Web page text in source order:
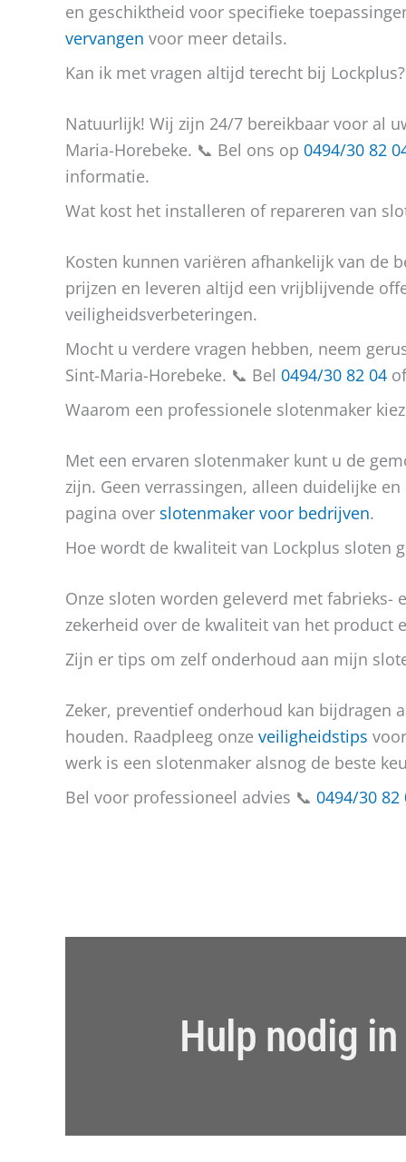
en geschiktheid voor specifieke
vervangen voor meer details.
Kan ik met vragen altijd terecht bij Lockplus?
Natuurlijk! Wij zijn 24/7 bereikbaar voor al
Maria-Horebeke. 📞 Bel ons op 0494/30 82
informatie.
Wat kost het installeren of repareren van
Kosten kunnen variëren afhankelijk van de
prijzen en leveren altijd een vrijblijvende
veiligheidsverbeteringen.
Mocht u verdere vragen hebben, neem
Sint-Maria-Horebeke. 📞 Bel 0494/30 82 04
Waarom een professionele slotenmaker
Met een ervaren slotenmaker kunt u de
zijn. Geen verrassingen, alleen duidelijke
pagina over slotenmaker voor bedrijven.
Hoe wordt de kwaliteit van Lockplus sloten
Onze sloten worden geleverd met
zekerheid over de kwaliteit van het product
Zijn er tips om zelf onderhoud aan mijn
Zeker, preventief onderhoud kan bijdragen
houden. Raadpleeg onze veiligheidstips
werk is een slotenmaker alsnog de beste
Bel voor professioneel advies 📞 0494/30 82
Hulp nodig